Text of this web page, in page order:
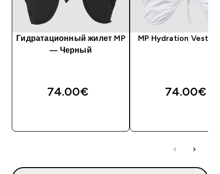
Гидратационный жилет MP
— Черный
74.00€‎
MP Hydration Vest -
74.00€‎